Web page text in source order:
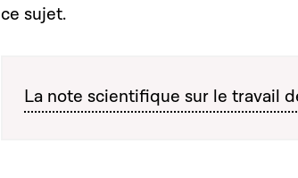
ce sujet.
La note scientifique sur le travail